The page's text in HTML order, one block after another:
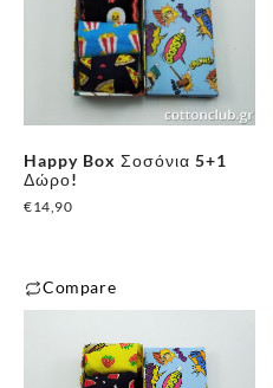
Happy Box Σοσόνια 5+1
Δώρο!
€14,90
Compare